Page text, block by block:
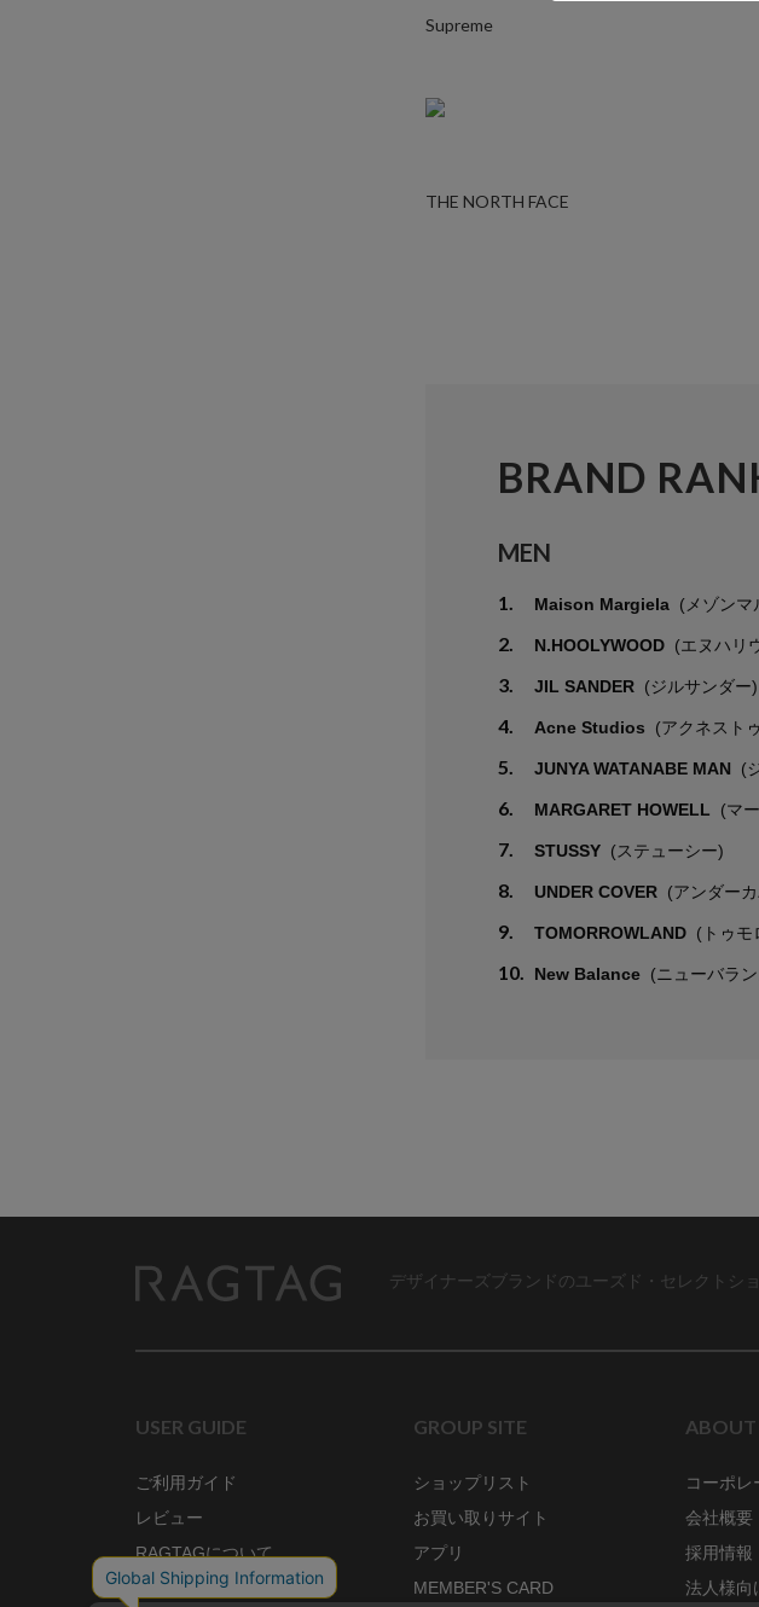
Supreme
THE NORTH FACE
BRAND
MEN
1. Maison Margiela (メゾンマ
2. N.HOOLYWOOD (エヌハリ
3. JIL SANDER (ジルサンダー)
4. Acne Studios (アクネスト
5. JUNYA WATANABE MAN (
6. MARGARET HOWELL (マ
7. STUSSY (ステューシー)
8. UNDER COVER (アンダー
9. TOMORROWLAND (トゥモ
10. New Balance (ニューバラ
デザイナーズブランドのユーズド・セレクトシ
USER GUIDE
ご利用ガイド
レビュー
RAGTAGについて
ご利用規約
GROUP SITE
ショップリスト
お買い取りサイト
アプリ
MEMBER'S CARD
ABOUT
コーポレ
会社概要
採用情報
法人様向